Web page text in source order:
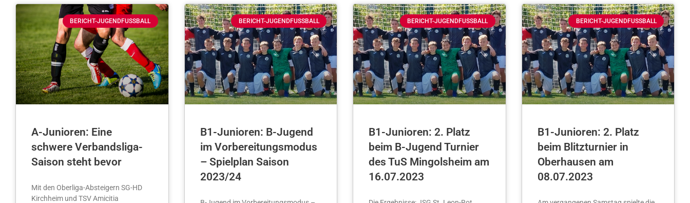
BERICHT-JUGENDFUSSBALL
A-Junioren: Eine
schwere Verbandsliga-
Saison steht bevor
Mit den Oberliga-Absteigern SG-HD
Kirchheim und TSV Amicitia
BERICHT-JUGENDFUSSBALL
B1-Junioren: B-Jugend
im Vorbereitungsmodus
– Spielplan Saison
2023/24
BERICHT-JUGENDFUSSBALL
B1-Junioren: 2. Platz
beim B-Jugend Turnier
des TuS Mingolsheim am
16.07.2023
BERICHT-JUGENDFUSSBALL
B1-Junioren: 2. Platz
beim Blitzturnier in
Oberhausen am
08.07.2023